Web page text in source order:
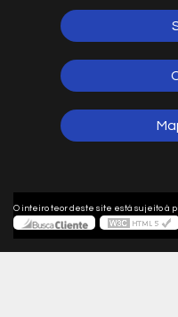
O inteiro teor deste site está sujeito à